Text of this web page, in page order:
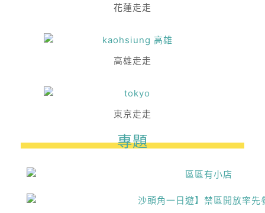
花蓮走走
高雄走走
東京走走
專題